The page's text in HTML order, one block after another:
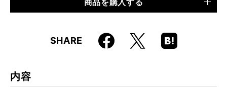
9784845606795
商品を購入する
SHARE Faceboo
k
X
Hatena
Boo
内容